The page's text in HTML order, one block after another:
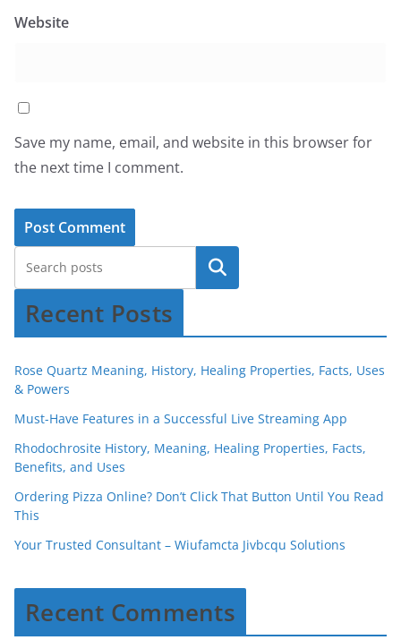
Website
Save my name, email, and website in this browser for
the next time I comment.
Recent Posts
Rose Quartz Meaning, History, Healing Properties, Facts, Uses
& Powers
Must-Have Features in a Successful Live Streaming App
Rhodochrosite History, Meaning, Healing Properties, Facts,
Benefits, and Uses
Ordering Pizza Online? Don’t Click That Button Until You Read
This
Your Trusted Consultant – Wiufamcta Jivbcqu Solutions
Recent Comments